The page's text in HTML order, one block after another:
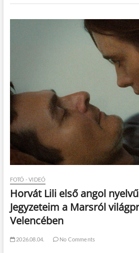
FOTÓ - VIDEÓ
Horvát Lili első angol
Jegyzeteim a Marsról
Velencében
2026.08.04. No Comments